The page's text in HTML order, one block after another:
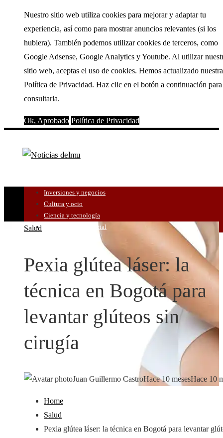
Nuestro sitio web utiliza cookies para mejorar y adaptar tu
experiencia, así como para mostrar anuncios relevantes (si los
hubiera). También podemos utilizar cookies de terceros, como
Google Adsense, Google Analytics y Youtube. Al utilizar
sitio web, aceptas el uso de cookies. Hemos actualizado nuestra
Política de Privacidad. Haz clic en el botón a continuación para
consultarla.
Ok, Aprobado Política de Privacidad
Inversiones y negocios
Cultura y ocio
Ciencia y tecnología
Responsabilidad social
Salud
Pexia glútea láser: la
técnica en Bogotá para
levantar glúteos sin
cirugía
Juan Guillermo CastroHace 10 mesesHace 10
Home
Salud
Pexia glútea láser: la técnica en Bogotá para levantar